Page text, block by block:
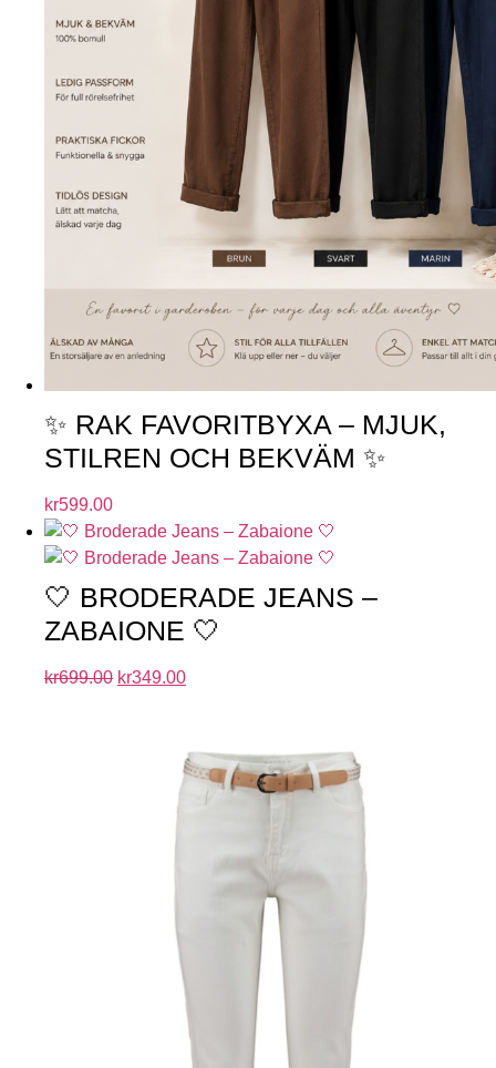
✨ RAK FAVORITBYXA – MJUK,
STILREN OCH BEKVÄM ✨
kr599.00
🤍 BRODERADE JEANS –
ZABAIONE 🤍
kr699.00 kr349.00